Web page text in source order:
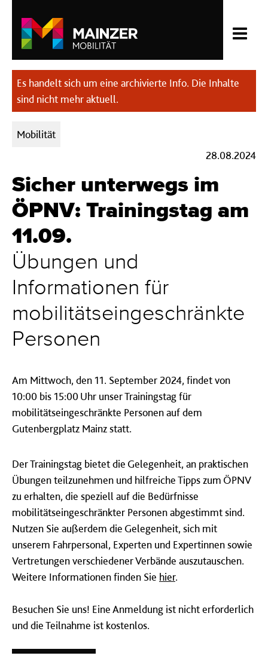
Es handelt sich um eine archivierte Info. Die Inhalte
sind nicht mehr aktuell.
Kategorien:
Mobilität
28.08.2024
Sicher unterwegs im
ÖPNV: Trainingstag am
11.09.
Übungen und
Informationen für
mobilitätseingeschränkte
Personen
Am Mittwoch, den 11. September 2024, findet von
10:00 bis 15:00 Uhr unser Trainingstag für
mobilitätseingeschränkte Personen auf dem
Gutenbergplatz Mainz statt.
Der Trainingstag bietet die Gelegenheit, an praktischen
Übungen teilzunehmen und hilfreiche Tipps zum ÖPNV
zu erhalten, die speziell auf die Bedürfnisse
mobilitätseingeschränkter Personen abgestimmt sind.
Nutzen Sie außerdem die Gelegenheit, sich mit
unserem Fahrpersonal, Experten und Expertinnen sowie
Vertretungen verschiedener Verbände auszutauschen.
Weitere Informationen finden Sie hier.
Besuchen Sie uns! Eine Anmeldung ist nicht erforderlich
und die Teilnahme ist kostenlos.